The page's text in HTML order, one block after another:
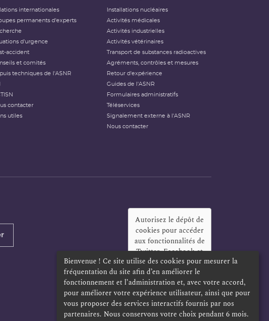
internationales
permanents d'experts
d'urgence
accident
et comités
techniques de l'ASNR
contacter
utiles
Installations nucléaires
Activités médicales
Activités industrielles
Activités vétérinaires
Transport de substances radioactives
Agréments, contrôles et mesures
Retour d'expérience
Guides de l'ASNR
Formulaires administratifs
Téléservices
Signalement externe à l'ASNR
Nous contacter
Autorisez le dépôt de
cookies pour accéder
aux fonctionnalités de
Twitter, Facebook et
LinkedIn?
Oui
Toujours
Bienvenue ! Ce site utilise des cookies pour mesurer la
fréquentation du site afin d’en améliorer le
fonctionnement et l’administration et, avec votre accord,
pour améliorer votre expérience utilisateur, ainsi que pour
vous proposer des services interactifs fournis par nos
partenaires. Nous conservons votre choix pendant 6 mois.